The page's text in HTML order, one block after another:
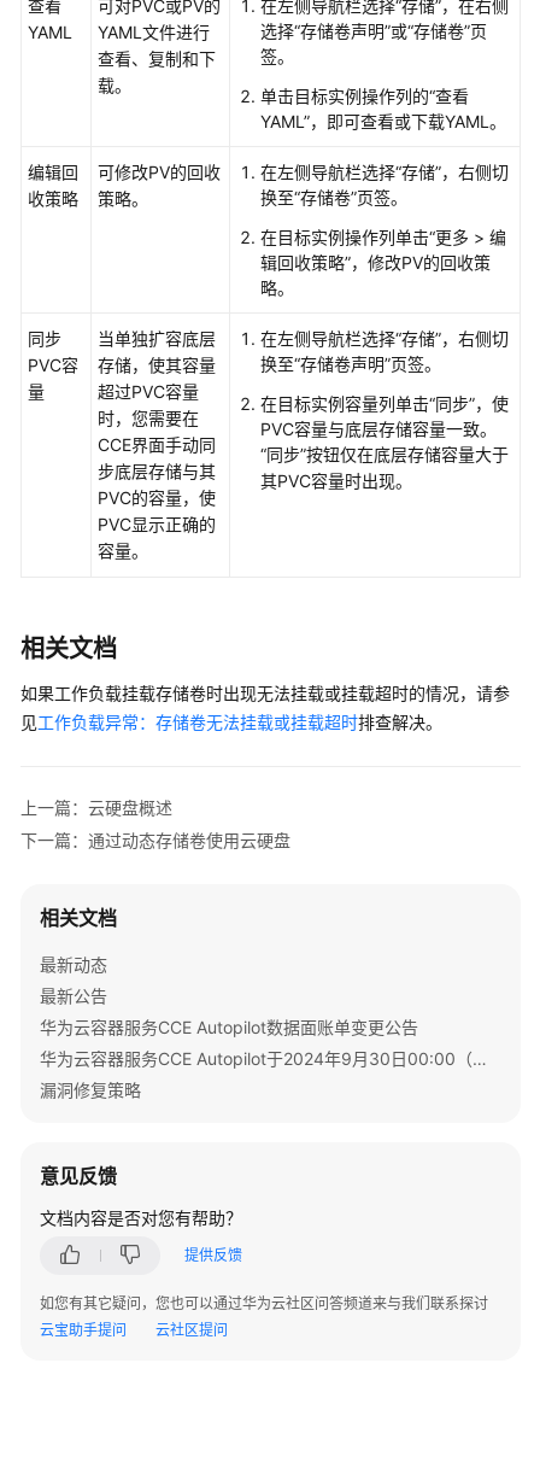
查看
YAML
可对PVC或PV的
YAML文件进行
查看、复制和下
载。
在左侧导航栏选择“存储”，在右侧
选择“存储卷声明”或“存储卷”页
签。
单击目标实例操作列的“查看
YAML”，即可查看或下载YAML。
编辑回
收策略
可修改PV的回收
策略。
在左侧导航栏选择“存储”，右侧切
换至“存储卷”页签。
在目标实例操作列单击“更多 > 编
辑回收策略”，修改PV的回收策
略。
同步
PVC容
量
当单独扩容底层
存储，使其容量
超过PVC容量
时，您需要在
CCE界面手动同
步底层存储与其
PVC的容量，使
PVC显示正确的
容量。
在左侧导航栏选择“存储”，右侧切
换至“存储卷声明”页签。
在目标实例容量列单击“同步”，使
PVC容量与底层存储容量一致。
“同步”按钮仅在底层存储容量大于
其PVC容量时出现。
相关文档
如果工作负载挂载存储卷时出现无法挂载或挂载超时的情况，请参
见工作负载异常：存储卷无法挂载或挂载超时排查解决。
上一篇：云硬盘概述
下一篇：通过动态存储卷使用云硬盘
相关文档
最新动态
最新公告
华为云容器服务CCE Autopilot数据面账单变更公告
华为云容器服务CCE Autopilot于2024年9月30日00:00（北京时间）转商
漏洞修复策略
意见反馈
文档内容是否对您有帮助？
提供反馈
如您有其它疑问，您也可以通过华为云社区问答频道来与我们联系探讨
云宝助手提问
云社区提问